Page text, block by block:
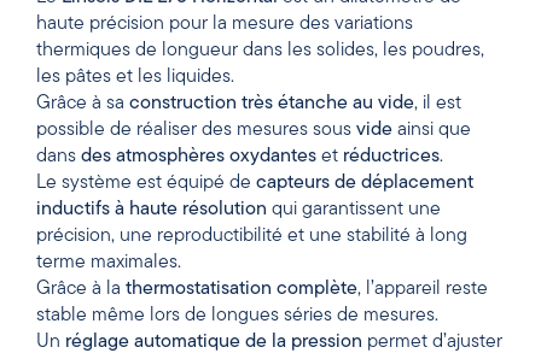
haute précision pour la mesure des variations
thermiques de longueur dans les solides, les poudres,
les pâtes et les liquides.
Grâce à sa construction très étanche au vide, il est
possible de réaliser des mesures sous vide ainsi que
dans des atmosphères oxydantes et réductrices.
Le système est équipé de capteurs de déplacement
inductifs à haute résolution qui garantissent une
précision, une reproductibilité et une stabilité à long
terme maximales.
Grâce à la thermostatisation complète, l’appareil reste
stable même lors de longues séries de mesures.
Un réglage automatique de la pression permet d’ajuster